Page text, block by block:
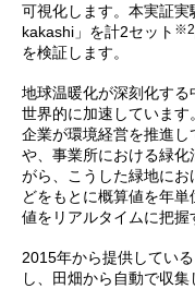
可視化します。本実証
kakashi」を計2セット ※2
を検証します。
地球温暖化が深刻化す
世界的に加速していま
企業が環境経営を推進し
や、事業所における緑
がら、こうした緑地に
どをもとに概算値を年
値をリアルタイムに把握
2015年から提供してい
し、田畑から自動で収